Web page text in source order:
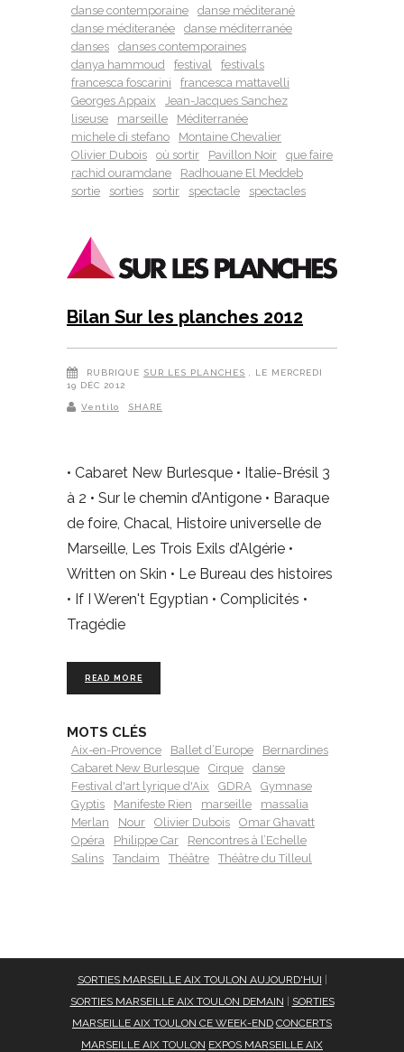
danse contemporaine
danse méditerané
danse méditeranée
danse méditerranée
danses
danses contemporaines
danya hammoud
festival
festivals
francesca foscarini
francesca mattavelli
Georges Appaix
Jean-Jacques Sanchez
liseuse
marseille
Méditerranée
michele di stefano
Montaine Chevalier
Olivier Dubois
où sortir Pavillon Noir
que faire
rachid ouramdane
Radhouane El Meddeb
sortie
sorties sortir spectacle spectacles
Bilan Sur les planches 2012
RUBRIQUE SUR LES PLANCHES
, LE MERCREDI
19 DÉC 2012
Ventilo SHARE
• Cabaret New Burlesque • Italie-Brésil 3
à 2 • Sur le chemin d’Antigone • Baraque
de foire, Chacal, Histoire universelle de
Marseille, Les Trois Exils d’Algérie •
Written on Skin • Le Bureau des histoires
• If I Weren't Egyptian • Complicités •
Tragédie
READ MORE
MOTS CLÉS
Aix-en-Provence Ballet d’Europe
Bernardines
Cabaret New Burlesque
Cirque
danse
Festival d'art lyrique d'Aix
GDRA
Gymnase
Gyptis
Manifeste Rien marseille
massalia
Merlan
Nour Olivier Dubois
Omar Ghavatt
Opéra
Philippe Car
Rencontres à l’Echelle
Salins
Tandaim Théâtre Théâtre du Tilleul
SORTIES MARSEILLE AIX TOULON AUJOURD'HUI
SORTIES MARSEILLE AIX TOULON DEMAIN
SORTIES
MARSEILLE AIX TOULON CE WEEK-END CONCERTS
MARSEILLE AIX TOULON EXPOS MARSEILLE AIX